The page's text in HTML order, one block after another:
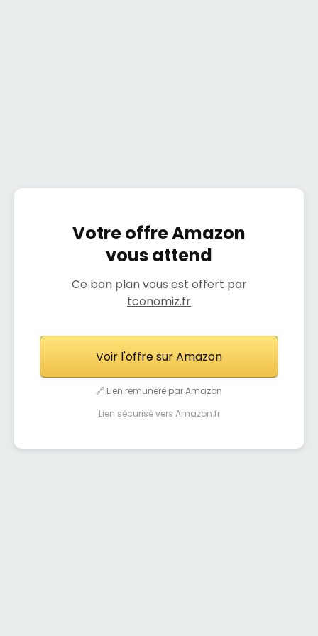
Votre offre Amazon
vous attend
Ce bon plan vous est offert par
tconomiz.fr
Voir l'offre sur Amazon
🔗 Lien rémunéré par Amazon
Lien sécurisé vers Amazon.fr